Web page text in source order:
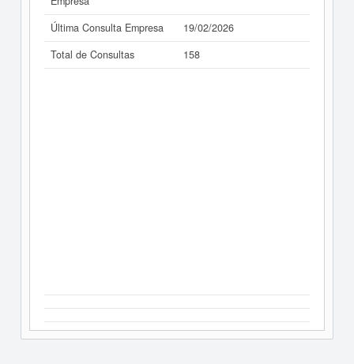
Última Consulta Empresa
19/02/2026
Total de Consultas
158